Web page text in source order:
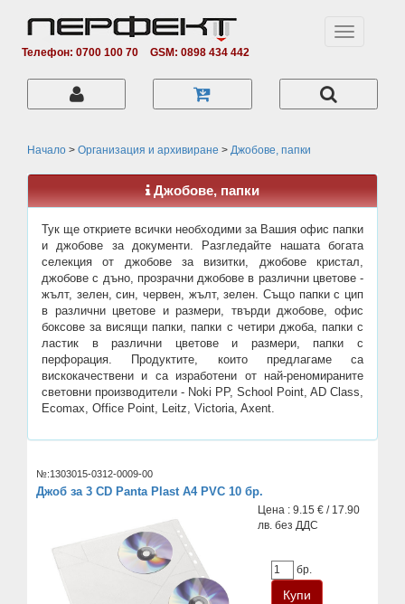
Телефон: 0700 100 70 GSM: 0898 434 442
Toggle
Начало > Организация и архивиране > Джобове, папки
Джобове, папки
Тук ще откриете всички необходими за Вашия офис папки
и джобове за документи. Разгледайте нашата богата
селекция от джобове за визитки, джобове кристал,
джобове с дъно, прозрачни джобове в различни цветове -
жълт, зелен, син, червен, жълт, зелен. Също папки с цип
в различни цветове и размери, твърди джобове, офис
боксове за висящи папки, папки с четири джоба, папки с
ластик в различни цветове и размери, папки с
перфорация. Продуктите, които предлагаме са
вискокачествени и са изработени от най-реномираните
световни производители - Noki PP, School Point, AD Class,
Ecomax, Office Point, Leitz, Victoria, Axent.
№:1303015-0312-0009-00
Джоб за 3 CD Panta Plast А4 PVC 10 бр.
Цена : 9.15 € / 17.90
лв. без ДДС
бр.